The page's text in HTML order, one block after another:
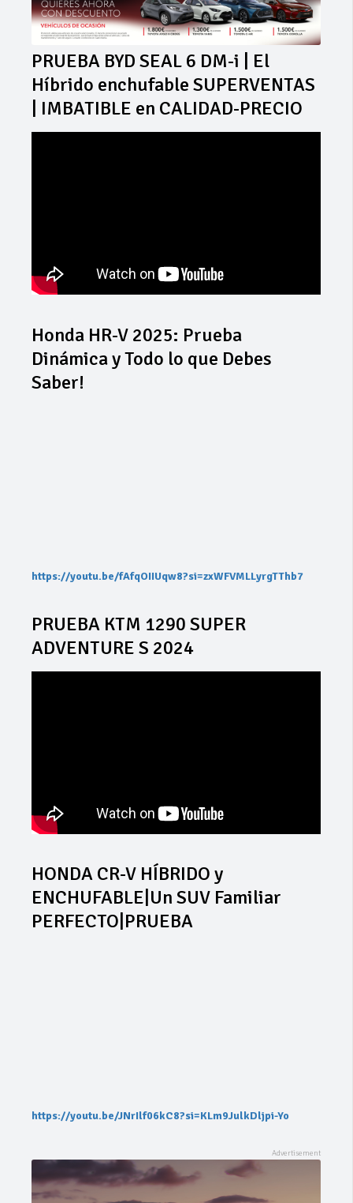
PRUEBA BYD SEAL 6 DM-i | El
Híbrido enchufable SUPERVENTAS
| IMBATIBLE en CALIDAD-PRECIO
Honda HR-V 2025: Prueba
Dinámica y Todo lo que Debes
Saber!
https://youtu.be/fAfqOIIUqw8?si=zxWFVMLLyrgTThb7
PRUEBA KTM 1290 SUPER
ADVENTURE S 2024
HONDA CR-V HÍBRIDO y
ENCHUFABLE|Un SUV Familiar
PERFECTO|PRUEBA
https://youtu.be/JNrIlf06kC8?si=KLm9JulkDljpi-Yo